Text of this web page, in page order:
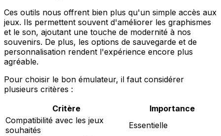
Ces outils nous offrent bien plus qu'un simple accès aux
jeux. Ils permettent souvent d'améliorer les graphismes
et le son, ajoutant une touche de modernité à nos
souvenirs. De plus, les options de sauvegarde et de
personnalisation rendent l'expérience encore plus
agréable.
Pour choisir le bon émulateur, il faut considérer
plusieurs critères :
Critère
Importance
Compatibilité avec les jeux
souhaités
Essentielle